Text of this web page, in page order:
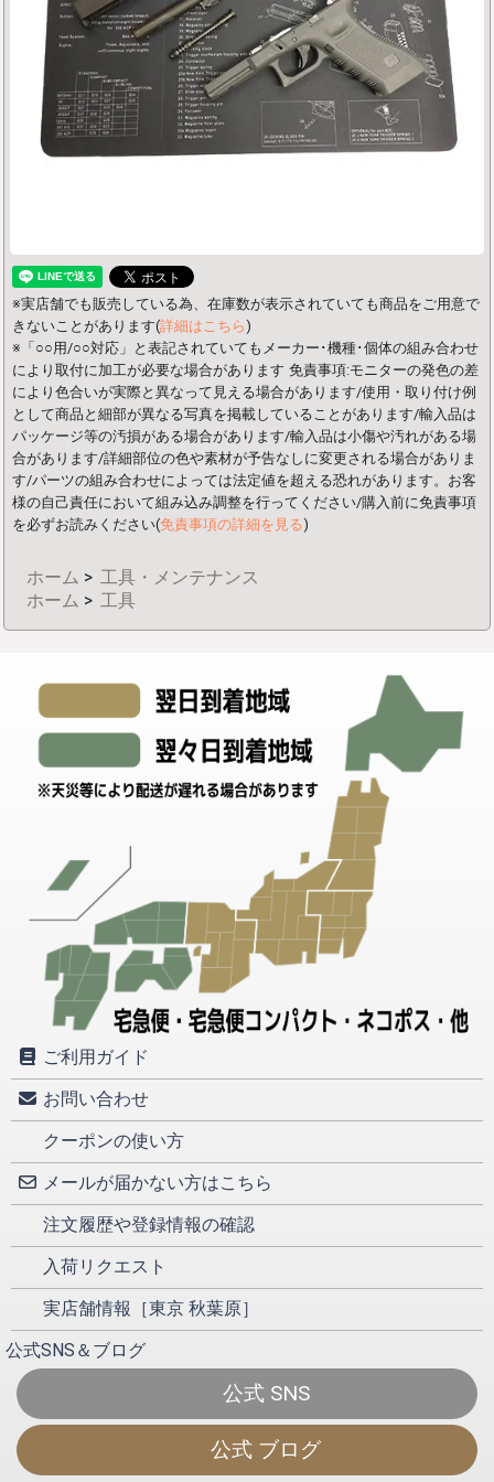
※実店舗でも販売している為、在庫数が表示されていても商品をご用意で
きないことがあります(詳細はこちら)
※「○○用/○○対応」と表記されていてもメーカー･機種･個体の組み合わせ
により取付に加工が必要な場合があります 免責事項:モニターの発色の差
により色合いが実際と異なって見える場合があります/使用・取り付け例
として商品と細部が異なる写真を掲載していることがあります/輸入品は
パッケージ等の汚損がある場合があります/輸入品は小傷や汚れがある場
合があります/詳細部位の色や素材が予告なしに変更される場合がありま
す/パーツの組み合わせによっては法定値を超える恐れがあります。お客
様の自己責任において組み込み調整を行ってください/購入前に免責事項
を必ずお読みください(免責事項の詳細を見る)
ホーム > 工具・メンテナンス
ホーム > 工具
ご利用ガイド
お問い合わせ
クーポンの使い方
メールが届かない方はこちら
注文履歴や登録情報の確認
入荷リクエスト
実店舗情報［東京 秋葉原］
公式SNS＆ブログ
公式 SNS
公式 ブログ